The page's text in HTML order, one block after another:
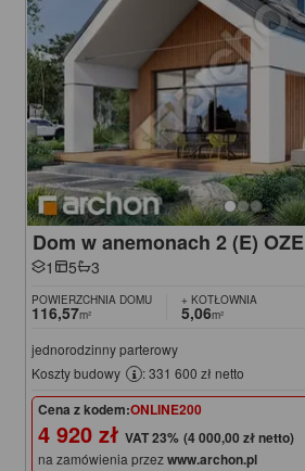
Dom w anemonach 2 (E) OZE
1 5 3
POWIERZCHNIA DOMU
116,57m²
+ KOTŁOWNIA
5,06m²
jednorodzinny parterowy
Koszty budowy
: 331 600 zł netto
Cena z kodem:ONLINE200
4 920 zł (4 000,00 zł netto)
na zamówienia przezwww.archon.pl